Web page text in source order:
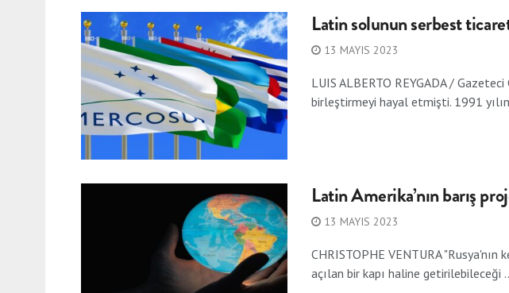
Latin solunun serbest
13 MAYIS 2023
LUIS ALBERTO REYGADA /
birleştirmeyi hayal etmişti. 1991
Latin Amerika’nın barış
13 MAYIS 2023
CHRISTOPHE VENTURA
açılan bir kapı haline getirilebileceği